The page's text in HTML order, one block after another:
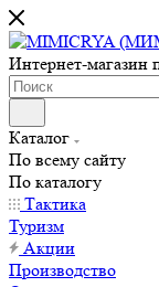
Интернет-магазин
Каталог
По всему сайту
По каталогу
Тактика
Туризм
Акции
Производство